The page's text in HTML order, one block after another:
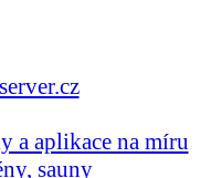
a aplikace na míru
sauny